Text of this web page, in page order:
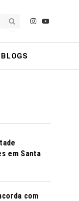
Instagram
YouTube
BLOGS
em Santa
com